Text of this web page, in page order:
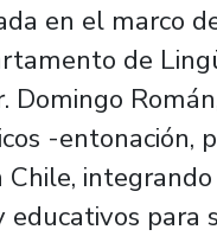
en el marco
de
Domingo
-entonación,
Chile,
para